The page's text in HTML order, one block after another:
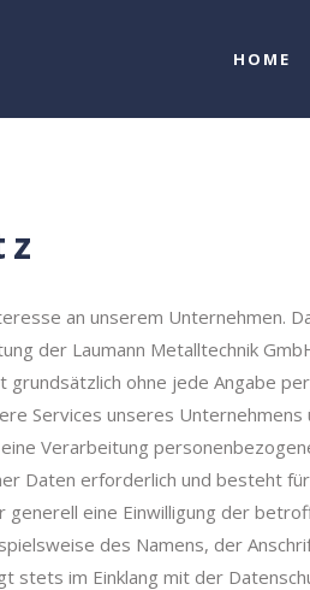
HOME
an unserem Unternehmen.
der Laumann Metalltechnik
grundsätzlich ohne jede Angabe
Services unseres
Verarbeitung
Daten erforderlich und besteht
generell eine Einwilligung der
des Namens, der
stets im Einklang mit der